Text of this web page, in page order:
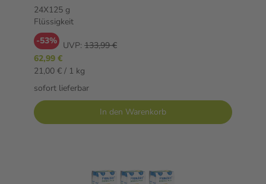
24X125 g
Flüssigkeit
-53% UVP: 133,99 €
62,99 €
21,00 € / 1 kg
sofort lieferbar
In den Warenkorb